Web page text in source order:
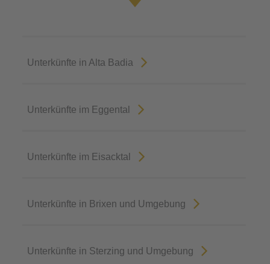
Unterkünfte in Alta Badia
Unterkünfte im Eggental
Unterkünfte im Eisacktal
Unterkünfte in Brixen und Umgebung
Unterkünfte in Sterzing und Umgebung